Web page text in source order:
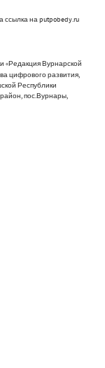
на putpobedy.ru
«Редакция Вурнарской
цифрового развития,
Республики
пос.Вурнары,